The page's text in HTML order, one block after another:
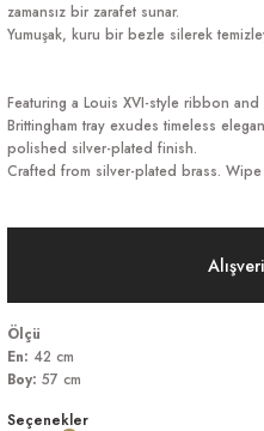
zamansız bir zarafet sunar.
Yumuşak, kuru bir bezle silerek
Featuring a Louis XVI-style ribbon
Brittingham tray exudes timeless
polished silver-plated finish.
Crafted from silver-plated brass. Wipe
Ölçü
En: 42 cm
Boy: 57 cm
Seçenekler